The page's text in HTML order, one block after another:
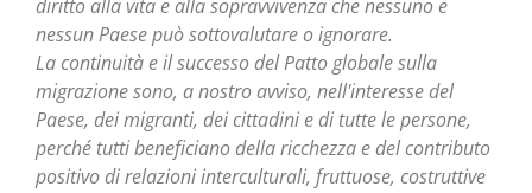
diritto alla vita e alla sopravvivenza che nessuno e
nessun Paese può sottovalutare o ignorare.
La continuità e il successo del Patto globale sulla
migrazione sono, a nostro avviso, nell'interesse del
Paese, dei migranti, dei cittadini e di tutte le persone,
perché tutti beneficiano della ricchezza e del contributo
positivo di relazioni interculturali, fruttuose, costruttive